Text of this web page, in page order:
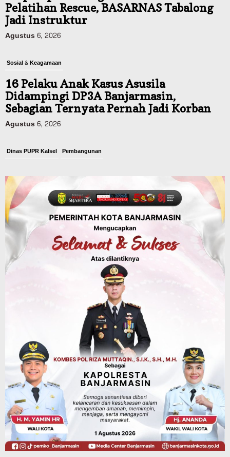
Pelatihan Rescue, BASARNAS Tabalong
Jadi Instruktur
Agustus 6, 2026
Sosial & Keagamaan
16 Pelaku Anak Kasus Asusila
Didampingi DP3A Banjarmasin,
Sebagian Ternyata Pernah Jadi Korban
Agustus 6, 2026
Dinas PUPR Kalsel Pembangunan
Pemerintah Janji Tingkatkan Fasilitas
Keselamatan Jalan Alternatif
Banjarbaru–Batulicin
Agustus 6, 2026
Dinas Kehutanan Kalsel
Tahura Sultan Adam Sempat Alami
Kebakaran Lahan, Api Berhasil
Dipadamkan, Kadishut Kalsel
Memimpin Langsung Aksi di Lapangan
Advertorial Pemkab Balangan
Silaturahmi ke DPRD Balangan, Kapolres
AKBP Arif Mansyur Perkuat Koordinasi
Keamanan Daerah
Agustus 6, 2026